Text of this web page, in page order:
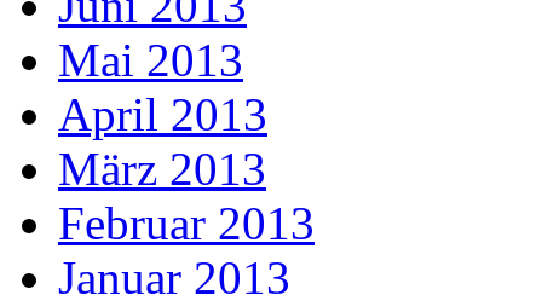
Mai 2013
April 2013
März 2013
Februar 2013
Januar 2013